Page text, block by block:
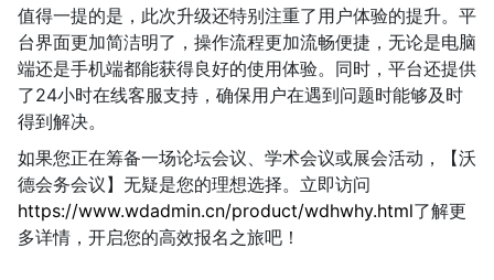
值得一提的是，此次升级还特别注重了用户体验的提升。平
台界面更加简洁明了，操作流程更加流畅便捷，无论是电脑
端还是手机端都能获得良好的使用体验。同时，平台还提供
了24小时在线客服支持，确保用户在遇到问题时能够及时
得到解决。
如果您正在筹备一场论坛会议、学术会议或展会活动，【沃
德会务会议】无疑是您的理想选择。立即访问
https://www.wdadmin.cn/product/wdhwhy.html了解更
多详情，开启您的高效报名之旅吧！